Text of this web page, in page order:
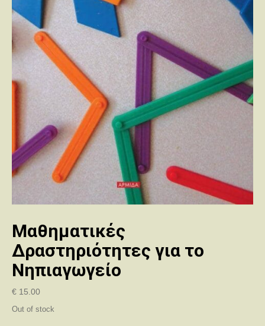
Μαθηματικές
Δραστηριότητες για το
Νηπιαγωγείο
€ 15.00
Out of stock